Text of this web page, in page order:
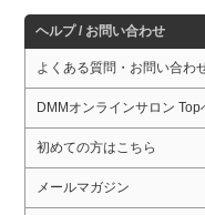
ヘルプ / お問い合わせ
よくある質問・お問い合わ
DMMオンラインサロン Top
初めての方はこちら
メールマガジン